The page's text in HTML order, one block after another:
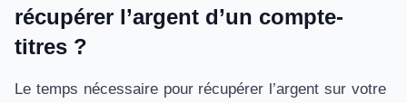
récupérer l’argent d’un compte-
titres ?
Le temps nécessaire pour récupérer l’argent sur votre